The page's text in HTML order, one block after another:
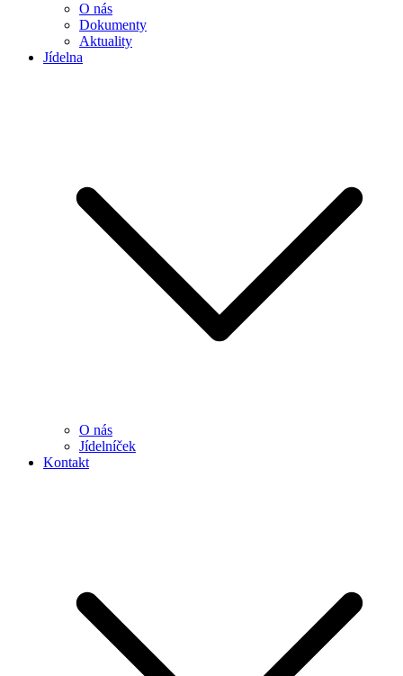
O nás
Dokumenty
Aktuality
Jídelna
O nás
Jídelníček
Kontakt